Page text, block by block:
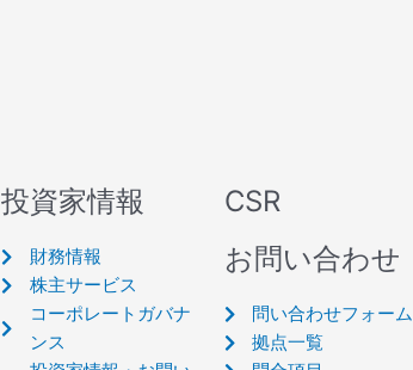
投資家情報
財務情報
株主サービス
コーポレートガバナ
ンス
CSR
お問い合わせ
問い合わせフォーム
拠点一覧